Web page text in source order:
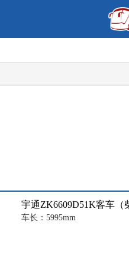
宇通ZK6609D51K客车（
车长：5995mm